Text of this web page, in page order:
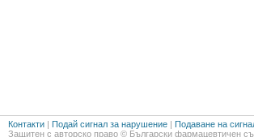
Контакти | Подай сигнал за нарушение | Подаване на
Защитен с авторско право © Български фармацевтичен